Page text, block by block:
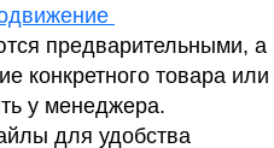
предварительными, а
конкретного товара или
у менеджера.
для удобства